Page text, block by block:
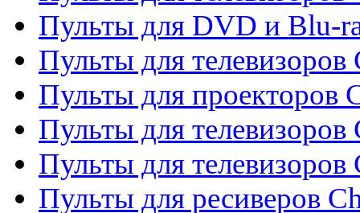
Пульты для DVD и Blu-
Пульты для телевизоров
Пульты для проекторов
Пульты для телевизоров
Пульты для телевизоров
Пульты для ресиверов